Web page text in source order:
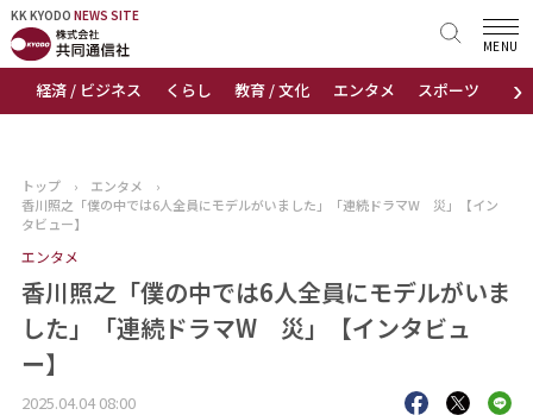
KK KYODO NEWS SITE
›
経済 / ビジネス くらし 教育 / 文化 エンタメ スポーツ 地域
MENU
KK KYODONEWS SITE
トップページ
ニュース
おすすめコンテンツ
出版物
会社概要
トップ › エンタメ
›
香川照之「僕の中では6人全員にモデルがいました」「連続ドラマW 災」【イン
タビュー】
エンタメ
香川照之「僕の中では6人全員にモデルがいま
した」「連続ドラマW 災」【インタビュ
ー】
2025.04.04 08:00